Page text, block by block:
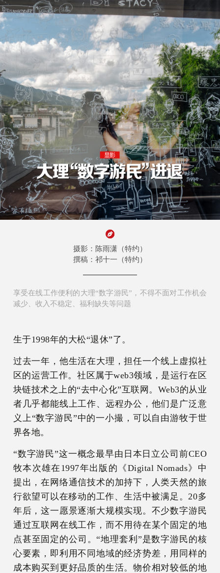
摄影：陈雨潇（特约）
撰稿：祁十一（特约）
享受在线工作便利的大理“数字游民”，不得不面对工作机会
减少、收入不稳定、福利缺失等问题
生于1998年的大松“退休”了。
过去一年，他生活在大理，担任一个线上虚拟社
区的运营工作。社区属于web3领域，是运行在区
块链技术之上的“去中心化”互联网。Web3的从业
者几乎都能线上工作、远程办公，他们是广泛意
义上“数字游民”中的一小撮，可以自由游牧于世
界各地。
“数字游民”这一概念最早由日本日立公司前CEO
牧本次雄在1997年出版的《Digital Nomads》中
提出，在网络通信技术的加持下，人类天然的旅
行欲望可以在移动的工作、生活中被满足。20多
年后，这一愿景逐渐大规模实现。不少数字游民
通过互联网在线工作，而不用待在某个固定的地
点甚至固定的公司。“地理套利”是数字游民的核
心要素，即利用不同地域的经济势差，用同样的
成本购买到更好品质的生活。物价相对较低的地